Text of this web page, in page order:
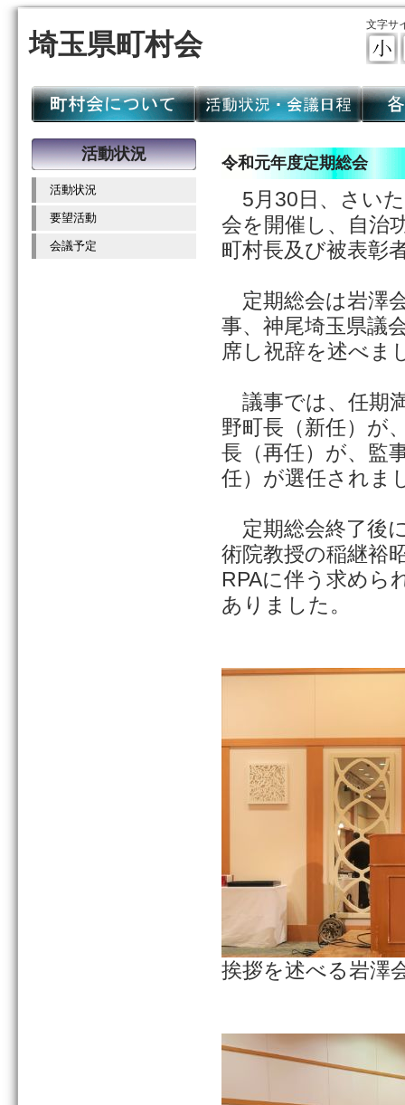
文字サ
埼玉県町村会
活動状況
活動状況
要望活動
会議予定
令和元年度定期総会
5月30日、さい
会を開催し、自治
町村長及び被表彰
定期総会は岩澤
事、神尾埼玉県議
席し祝辞を述べま
議事では、任期
野町長（新任）が
長（再任）が、監
任）が選任されま
定期総会終了後
術院教授の稲継裕
RPAに伴う求めら
ありました。
挨拶を述べる岩澤